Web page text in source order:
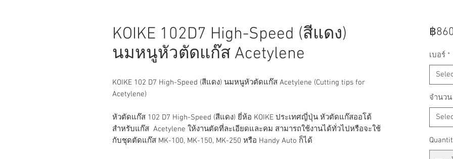
KOIKE 102D7 High-Speed (สีแดง)
นมหนูหัวตัดแก๊ส Acetylene
KOIKE 102 D7 High-Speed (สีแดง) นมหนูหัวตัดแก๊ส Acetylene (Cutting tips for
Acetylene)
หัวตัดแก๊ส 102 D7 High-Speed (สีแดง) ยี่ห้อ KOIKE ประเทศญี่ปุ่น หัวตัดแก๊สออโต้
สำหรับแก๊ส Acetylene ให้งานตัดที่ละเอียดและคม สามารถใช้งานได้ทั่วไปหรือจะใช้
กับชุดตัดแก๊ส MK-100, MK-150, MK-250 หรือ Handy Auto ก็ได้
฿
เบอร์ *
จำนวน